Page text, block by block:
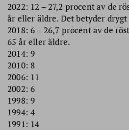
2022: 12 – 27,2 procent av de
år eller äldre. Det betyder
2018: 6 – 26,7 procent av de
65 år eller äldre.
2014: 9
2010: 8
2006: 11
2002: 6
1998: 9
1994: 4
1991: 14